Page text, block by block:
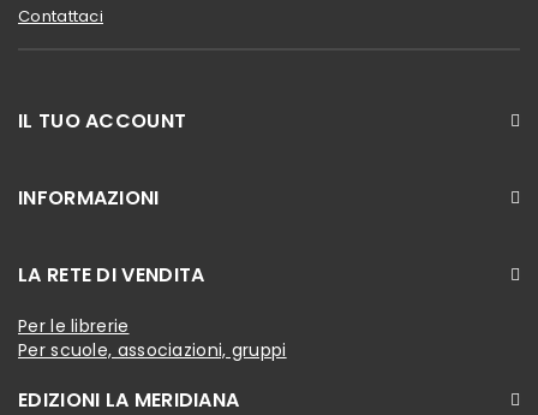
Contattaci
IL TUO ACCOUNT
INFORMAZIONI
LA RETE DI VENDITA
Per le librerie
Per scuole, associazioni, gruppi
EDIZIONI LA MERIDIANA